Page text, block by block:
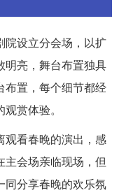
院设立分会场，以扩
明亮，舞台布置独具
布置，每个细节都经
赏体验。
观看春晚的演出，感
会场亲临现场，但
同分享春晚的欢乐氛